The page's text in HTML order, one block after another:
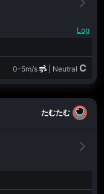
Log
0-5m/s | Neutral C
たむたむ